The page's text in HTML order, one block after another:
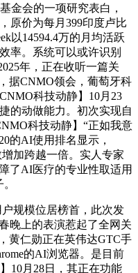
金会的一项研究表白，
原价为每月399印度卢比
以14594.4万的月均活跃
率。系统可以或许识别
年，正在收听一篇关
据CNMO领会，葡萄牙科
科技动静】10月23
的动做能力。初次实现自
科技动静】“正如我意
的AI使用排名显示，
加跨越一倍。实人专家
了AI医疗的专业性取适用
规模位居榜首，此次发
晚上的表演惹起了全网关
黄仁勋正在英伟达GTC手
的AI浏览器。是目前
10月28日，其正在功能